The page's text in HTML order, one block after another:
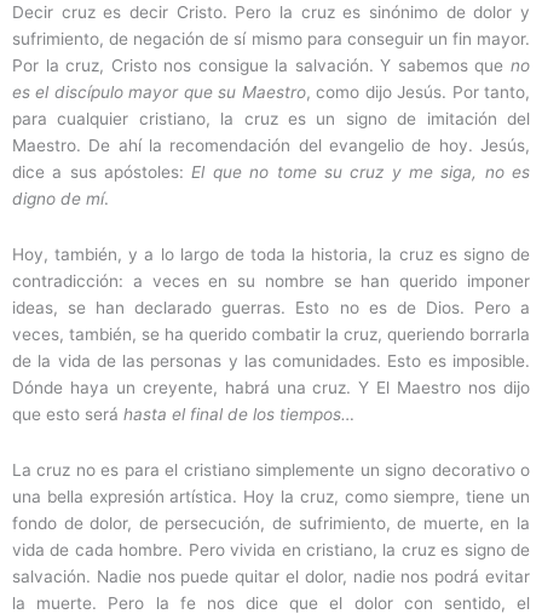
Decir cruz es decir Cristo. Pero la cruz es sinónimo de dolor y
sufrimiento, de negación de sí mismo para conseguir un fin mayor.
Por la cruz, Cristo nos consigue la salvación. Y sabemos que no
es el discípulo mayor que su Maestro, como dijo Jesús. Por tanto,
para cualquier cristiano, la cruz es un signo de imitación del
Maestro. De ahí la recomendación del evangelio de hoy. Jesús,
dice a sus apóstoles: El que no tome su cruz y me siga, no es
digno de mí.
Hoy, también, y a lo largo de toda la historia, la cruz es signo de
contradicción: a veces en su nombre se han querido imponer
ideas, se han declarado guerras. Esto no es de Dios. Pero a
veces, también, se ha querido combatir la cruz, queriendo borrarla
de la vida de las personas y las comunidades. Esto es imposible.
Dónde haya un creyente, habrá una cruz. Y El Maestro nos dijo
que esto será hasta el final de los tiempos…
La cruz no es para el cristiano simplemente un signo decorativo o
una bella expresión artística. Hoy la cruz, como siempre, tiene un
fondo de dolor, de persecución, de sufrimiento, de muerte, en la
vida de cada hombre. Pero vivida en cristiano, la cruz es signo de
salvación. Nadie nos puede quitar el dolor, nadie nos podrá evitar
la muerte. Pero la fe nos dice que el dolor con sentido, el